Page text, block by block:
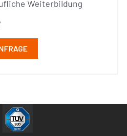
Weiterbildung